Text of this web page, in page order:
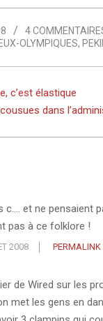
4
OLYMPIQUES,
c’est élastique
dans
et ne pensaient
pas à ce folklore !
2008 PERMALINK
de Wired sur les
met les gens en